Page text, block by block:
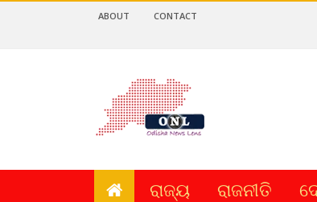
ABOUT CONTACT
ରାଜ୍ୟ ରାଜନୀତି